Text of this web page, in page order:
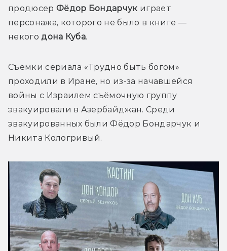
продюсер Фёдор Бондарчук играет
персонажа, которого не было в книге —
некого дона Куба.
Съёмки сериала «Трудно быть богом»
проходили в Иране, но из-за начавшейся
войны с Израилем съёмочную группу
эвакуировали в Азербайджан. Среди
эвакуированных были Фёдор Бондарчук и
Никита Кологривый.